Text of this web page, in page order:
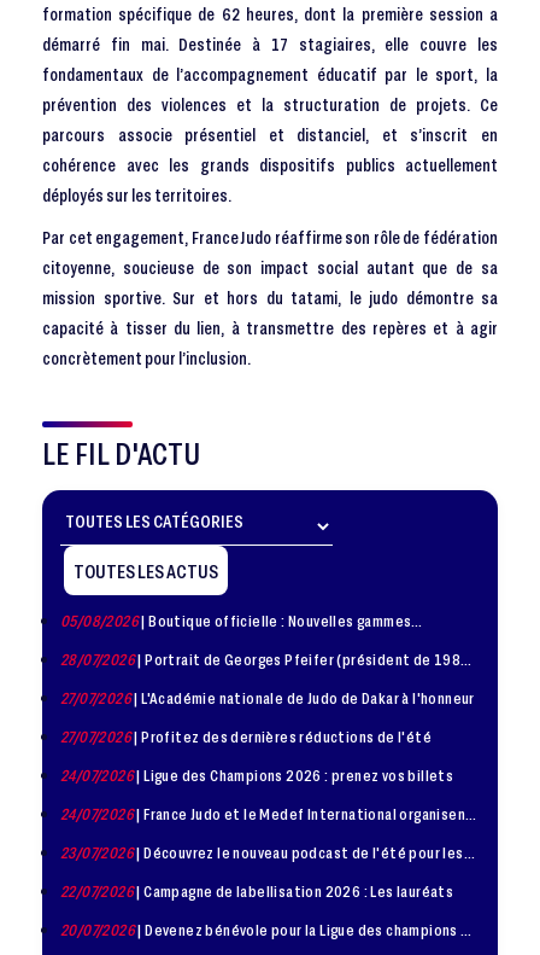
formation spécifique de 62 heures, dont la première session a
démarré fin mai. Destinée à 17 stagiaires, elle couvre les
fondamentaux de l’accompagnement éducatif par le sport, la
prévention des violences et la structuration de projets. Ce
parcours associe présentiel et distanciel, et s’inscrit en
cohérence avec les grands dispositifs publics actuellement
déployés sur les territoires.
Par cet engagement, France Judo réaffirme son rôle de fédération
citoyenne, soucieuse de son impact social autant que de sa
mission sportive. Sur et hors du tatami, le judo démontre sa
capacité à tisser du lien, à transmettre des repères et à agir
concrètement pour l’inclusion.
LE FIL D'ACTU
TOUTES LES ACTUS
05/08/2026| Boutique officielle : Nouvelles gammes
28/07/2026| Portrait de Georges Pfeifer (président de 1981
27/07/2026| L'Académie nationale de Judo de Dakar à l'honneur
27/07/2026| Profitez des dernières réductions de l'été
24/07/2026| Ligue des Champions 2026 : prenez vos billets
24/07/2026| France Judo et le Medef International organisent
23/07/2026| Découvrez le nouveau podcast de l'été pour les
22/07/2026| Campagne de labellisation 2026 : Les lauréats
20/07/2026| Devenez bénévole pour la Ligue des champions de